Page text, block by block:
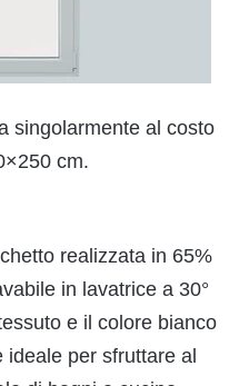
singolarmente al costo
cm.
realizzata in 65%
in lavatrice a 30°
e il colore bianco
ideale per sfruttare al